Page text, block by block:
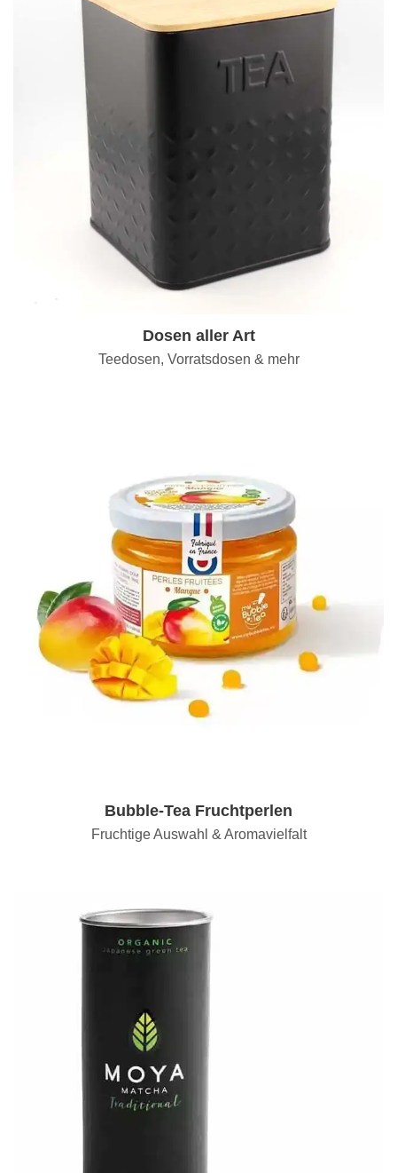
Dosen aller Art
Teedosen, Vorratsdosen & mehr
Bubble-Tea Fruchtperlen
Fruchtige Auswahl & Aromavielfalt